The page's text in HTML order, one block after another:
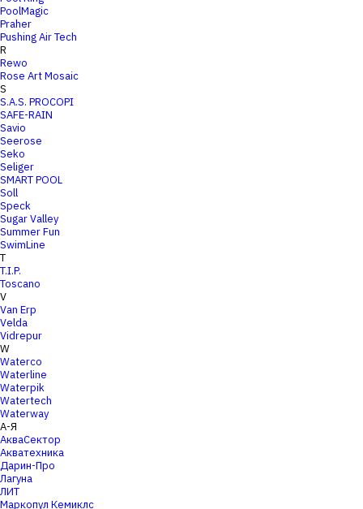
PoolMagic
Praher
Pushing Air Tech
R
Rewo
Rose Art Mosaic
S
S.A.S. PROCOPI
SAFE-RAIN
Savio
Seerose
Seko
Seliger
SMART POOL
Soll
Speck
Sugar Valley
Summer Fun
SwimLine
T
T.I.P.
Toscano
V
Van Erp
Velda
Vidrepur
W
Waterco
Waterline
Waterpik
Watertech
Waterway
А-Я
АкваСектор
Акватехника
Дарин-Про
Лагуна
ЛИТ
Маркопул Кемиклс